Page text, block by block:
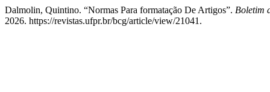
Dalmolin, Quintino. “Normas Para formatação De Artigos”. Boletim
2026. https://revistas.ufpr.br/bcg/article/view/21041.